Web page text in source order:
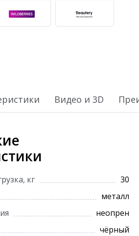
Видео и 3D
кг
30
металл
неопрен
чёрный